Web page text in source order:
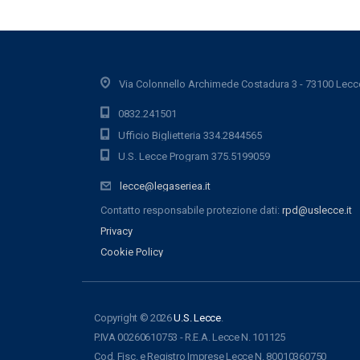
Via Colonnello Archimede Costadura 3 - 73100
0832.241501
Ufficio Biglietteria 334.2844565
U.S. Lecce Program 375.5199059
lecce@legaseriea.it
Contatto responsabile protezione dati: rpd@uslecce.it
Privacy
Cookie Policy
Copyright © 2026U.S. Lecce.
P.IVA 00260610753 - R.E.A. Lecce N. 101125
Cod. Fisc. e Registro Imprese Lecce N. 80010360750